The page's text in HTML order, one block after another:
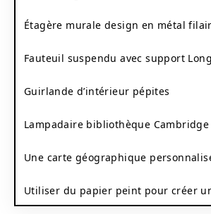
Étagère murale design en métal
Fauteuil suspendu avec support
Guirlande d’intérieur pépites
Lampadaire bibliothèque Cambridge
Une carte géographique
Utiliser du papier peint pour créer